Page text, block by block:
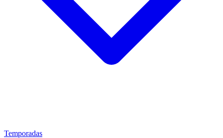
Temporadas